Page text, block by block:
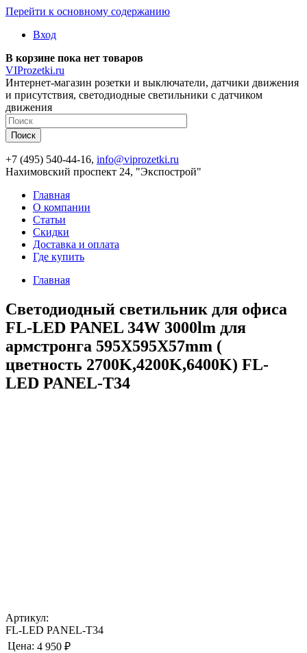
Перейти к основному содержанию
Вход
В корзине пока нет товаров
VIProzetki.ru
Интернет-магазин розетки и выключатели, датчики движения
и присутствия, светодиодные светильники с датчиком
движения
+7 (495) 540-44-16, info@viprozetki.ru
Нахимовский проспект 24, "Экспострой"
Главная
О компании
Статьи
Скидки
Доставка и оплата
Где купить
Главная
Светодиодный светильник для офиса
FL-LED PANEL 34W 3000lm для
армстронга 595X595X57mm (
цветность 2700K,4200K,6400K) FL-
LED PANEL-T34
Артикул:
FL-LED PANEL-T34
Цена: 4 950 ₽